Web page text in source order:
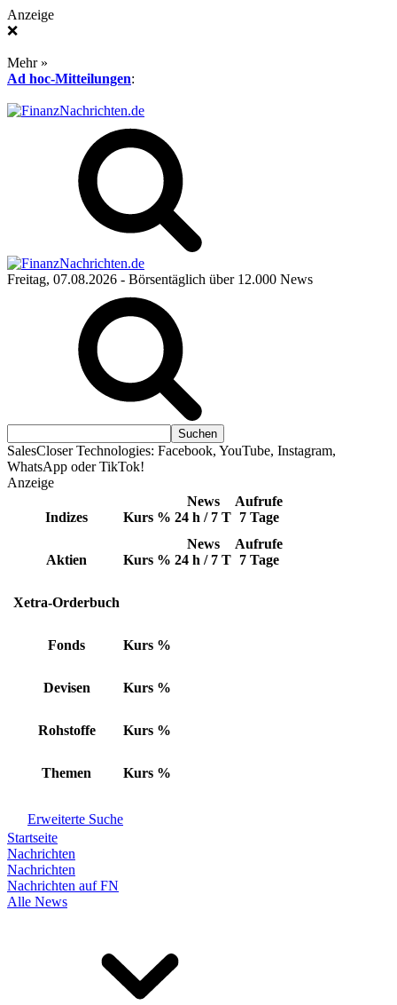
Anzeige
❌
Mehr »
Ad hoc-Mitteilungen:
Freitag, 07.08.2026 - Börsentäglich über 12.000 News
SalesCloser Technologies: Facebook, YouTube, Instagram,
WhatsApp oder TikTok!
Anzeige
Indizes Kurs %
News
24 h / 7 T
Aufrufe
7 Tage
Aktien Kurs %
News
24 h / 7 T
Aufrufe
7 Tage
Xetra-Orderbuch
Fonds Kurs %
Devisen Kurs %
Rohstoffe Kurs %
Themen Kurs %
Erweiterte Suche
Startseite
Nachrichten
Nachrichten
Nachrichten auf FN
Alle News